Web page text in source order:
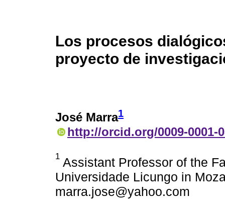
Los procesos
proyecto de
José Marra1
http://orcid.org/0009-0001-
1 Assistant Professor of the
Universidade Licungo in
marra.jose@yahoo.com